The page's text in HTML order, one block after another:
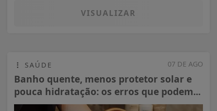
VISUALIZAR
07 DE AGO
SAÚDE
Banho quente, menos protetor solar e
pouca hidratação: os erros que podem...